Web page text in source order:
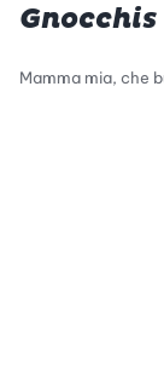
Mamma mia, che